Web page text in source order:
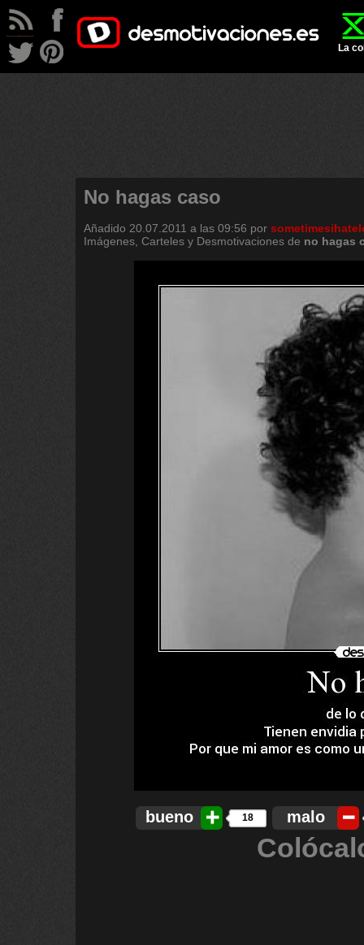
La
No hagas caso
Añadido 20.07.2011 a las 09:56 por
Imágenes, Carteles y Desmotivaciones de no hagas
bueno 18 malo